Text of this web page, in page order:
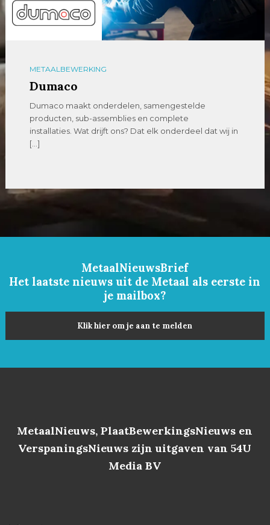
METAALBEWERKING
Dumaco
Dumaco maakt onderdelen, samengestelde
producten, sub-assemblies en complete
installaties. Wat drijft ons? Dat elk onderdeel dat wij in
[…]
MetaalNieuwsBrief
Het laatste nieuws uit de Metaal als eerste in
je mailbox?
Klik hier om je aan te melden
MetaalNieuws, PlaatBewerkingsNieuws en
VerspaningsNieuws zijn uitgaven van 54U
Media BV